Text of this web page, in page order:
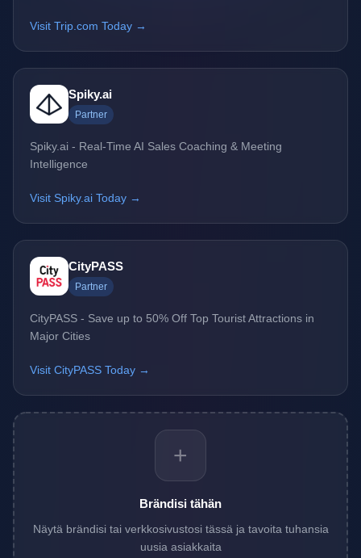
Visit Trip.com Today →
Spiky.ai
Partner
Spiky.ai - Real-Time AI Sales Coaching & Meeting
Intelligence
Visit Spiky.ai Today →
CityPASS
Partner
CityPASS - Save up to 50% Off Top Tourist Attractions in
Major Cities
Visit CityPASS Today →
+
Brändisi tähän
Näytä brändisi tai verkkosivustosi tässä ja tavoita tuhansia
uusia asiakkaita